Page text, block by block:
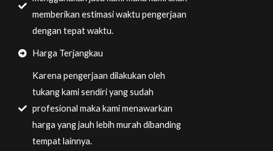
memberikan estimasi waktu pengerjaan
dengan tepat waktu.
Harga Terjangkau
Karena pengerjaan dilakukan oleh
tukang kami sendiri yang sudah
profesional maka kami menawarkan
harga yang jauh lebih murah dibanding
tempat lainnya.